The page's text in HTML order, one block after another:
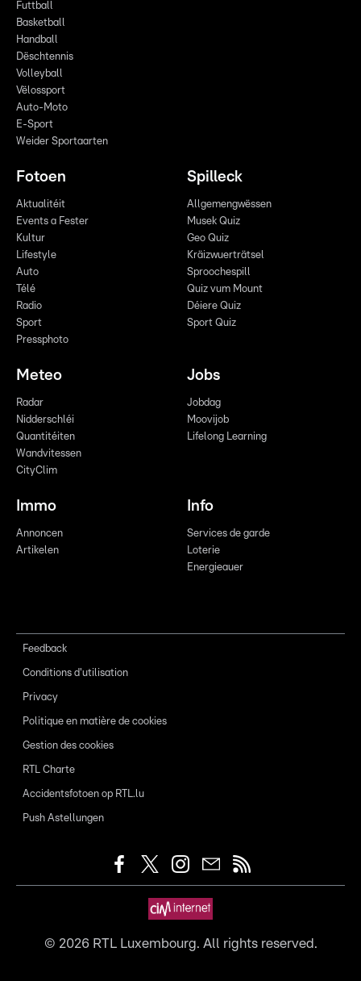
Futtball
Basketball
Handball
Dëschtennis
Volleyball
Vëlossport
Auto-Moto
E-Sport
Weider Sportaarten
Fotoen
Aktualitéit
Events a Fester
Kultur
Lifestyle
Auto
Télé
Radio
Sport
Pressphoto
Spilleck
Allgemengwëssen
Musek Quiz
Geo Quiz
Kräizwuerträtsel
Sproochespill
Quiz vum Mount
Déiere Quiz
Sport Quiz
Meteo
Radar
Nidderschléi
Quantitéiten
Wandvitessen
CityClim
Jobs
Jobdag
Moovijob
Lifelong Learning
Immo
Annoncen
Artikelen
Info
Services de garde
Loterie
Energieauer
Feedback
Conditions d'utilisation
Privacy
Politique en matière de cookies
Gestion des cookies
RTL Charte
Accidentsfotoen op RTL.lu
Push Astellungen
© 2026RTL Luxembourg. All rights reserved.